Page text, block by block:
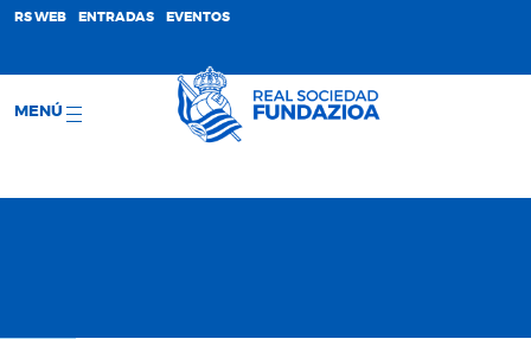
RS WEB ENTRADAS EVENTOS
MENÚ